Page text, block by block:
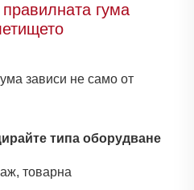
гума
зависи не само от
типа оборудване
товарна